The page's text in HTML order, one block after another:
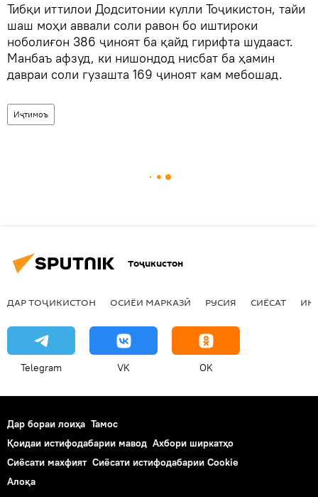
Тибқи иттилои Додситонии кулли Тоҷикистон, тайи
шаш моҳи аввали соли равон бо иштироки
ноболиғон 386 ҷиноят ба қайд гирифта шудааст.
Манбаъ афзуд, ки нишондод нисбат ба ҳамин
давраи соли гузашта 169 ҷиноят кам мебошад.
Иҷтимоъ
Тоҷикистон
ДАР ТОҶИКИСТОН ОСИЁИ МАРКАЗӢ РУСИЯ СИЁСАТ
Telegram VK OK
Дар бораи лоиҳа Тамос
Қоидаи истифодабарии мавод Ахбори ширкатҳо
Сиёсати махфият Сиёсати истифодабарии Cookie
Алоқа